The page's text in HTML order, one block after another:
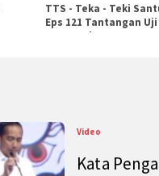
TTS - Teka - Teki
Eps 121 Tantangan Uji
Pengetahuan
Video
Kata